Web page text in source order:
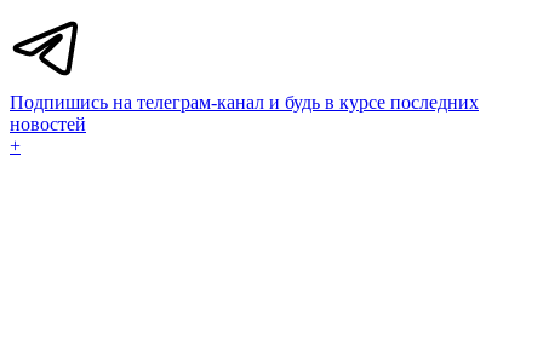
Подпишись на телеграм-канал и будь в курсе последних
новостей
+